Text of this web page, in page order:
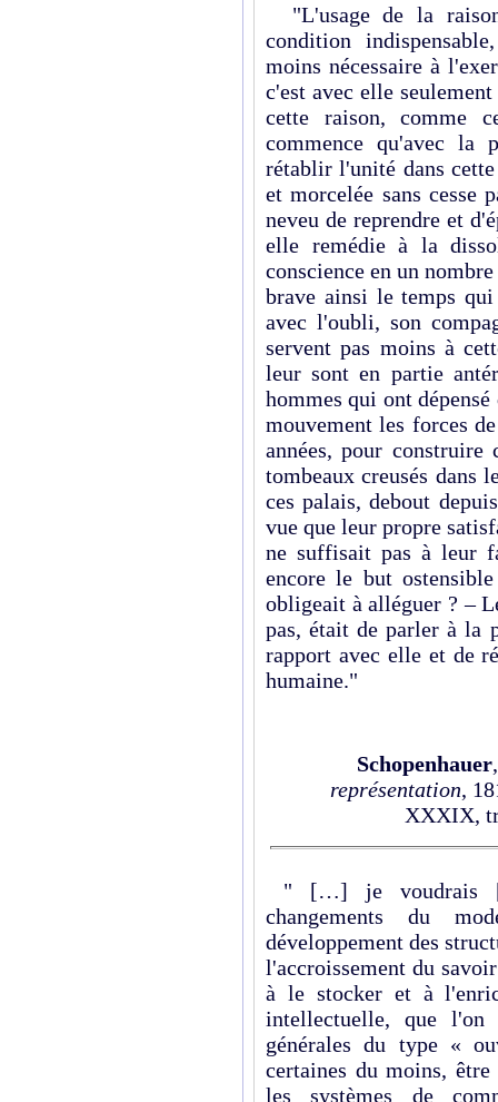
"L'usage de la
condition
moins nécessaire à
c'est avec elle
cette raison, comme
commence qu'avec la
rétablir l'unité dans
et morcelée sans
neveu de reprendre et
elle remédie à la
conscience en un
brave ainsi le temps
avec l'oubli, son
servent pas moins à
leur sont en partie
hommes qui ont
mouvement les forces
années, pour construire
tombeaux creusés dans
ces palais, debout
vue que leur propre
ne suffisait pas à leur
encore le but
obligeait à alléguer ? –
pas, était de parler à la
rapport avec elle et de
humaine."
Schopenhauer
représentation,
XXXIX,
" […] je voudrais
changements du
développement des
l'accroissement du
à le stocker et à
intellectuelle, que l'on
générales du type «
certaines du moins,
les systèmes de